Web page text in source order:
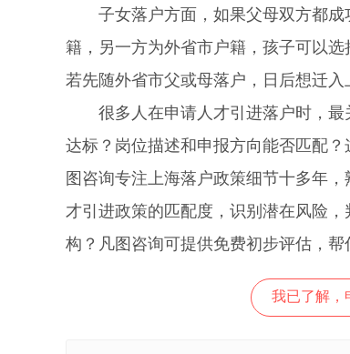
子女落户方面，如果父母双方都成
籍，另一方为外省市户籍，孩子可以
若先随外省市父或母落户，日后想迁
很多人在申请人才引进落户时，最
达标？岗位描述和申报方向能否匹配
图咨询专注上海落户政策细节十多年
才引进政策的匹配度，识别潜在风险
构？凡图咨询可提供免费初步评估，
我已了解，